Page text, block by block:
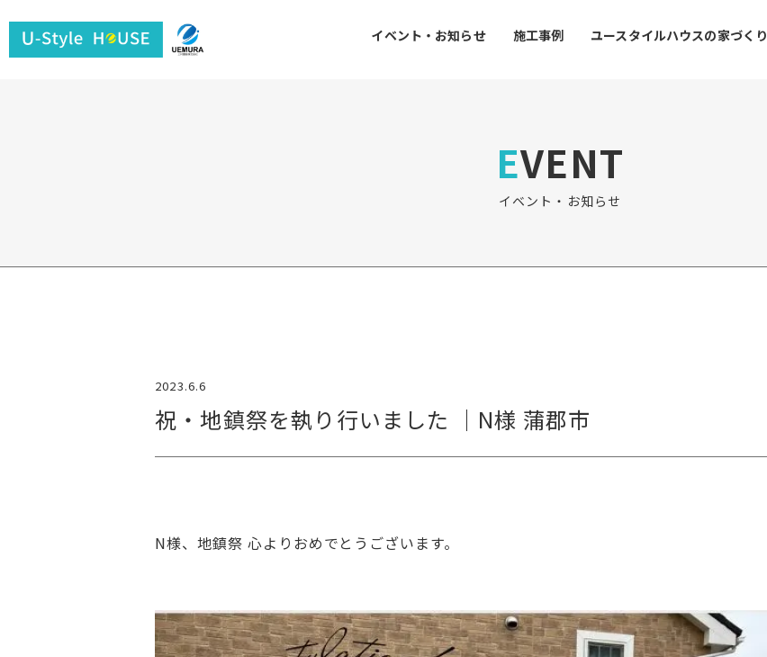
ユ
ー
イベント・お知らせ 施工事例 ユースタイルハウスの家づくり
EVENT
イベント・お知らせ
2023.6.6
祝・地鎮祭を執り行いました ｜N様 蒲郡市
N様、地鎮祭 心よりおめでとうございます。